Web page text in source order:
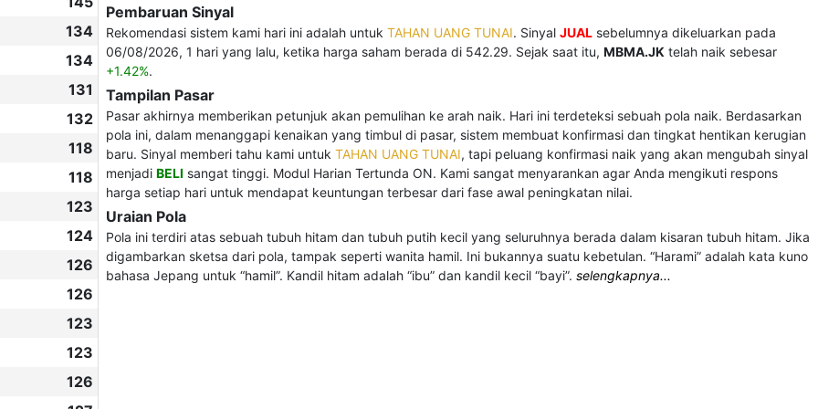
134
134
131
132
118
118
123
124
126
126
123
123
126
Pembaruan Sinyal
Rekomendasi sistem kami hari ini adalah untuk TAHAN UANG TUNAI. Sinyal JUAL sebelumnya dikeluarkan pada
06/08/2026, 1 hari yang lalu, ketika harga saham berada di 542.29. Sejak saat itu, MBMA.JK telah naik sebesar
+1.42%.
Tampilan Pasar
Pasar akhirnya memberikan petunjuk akan pemulihan ke arah naik. Hari ini terdeteksi sebuah pola naik. Berdasarkan
pola ini, dalam menanggapi kenaikan yang timbul di pasar, sistem membuat konfirmasi dan tingkat hentikan kerugian
baru. Sinyal memberi tahu kami untuk TAHAN UANG TUNAI, tapi peluang konfirmasi naik yang akan mengubah sinyal
menjadi BELI sangat tinggi. Modul Harian Tertunda ON. Kami sangat menyarankan agar Anda mengikuti respons
harga setiap hari untuk mendapat keuntungan terbesar dari fase awal peningkatan nilai.
Uraian Pola
Pola ini terdiri atas sebuah tubuh hitam dan tubuh putih kecil yang seluruhnya berada dalam kisaran tubuh hitam. Jika
digambarkan sketsa dari pola, tampak seperti wanita hamil. Ini bukannya suatu kebetulan. “Harami” adalah kata kuno
bahasa Jepang untuk “hamil”. Kandil hitam adalah “ibu” dan kandil kecil “bayi”. selengkapnya...